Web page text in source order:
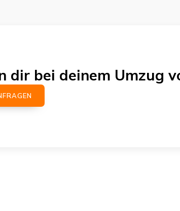
dir bei deinem Umzug